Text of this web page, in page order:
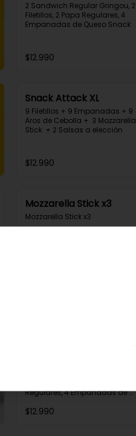
2 Sandwich Regular Gringou, 2
Filetillos, 2 Papa Regulares, 4
Empanadas de Queso Snack
$12.990
Snack Attack XL
9 Filetillos + 9 Empanadas + 9
Aros de Cebolla +  3 Mozzarella
Stick  + 2 Salsas a elección
$12.990
Mozzarella Stick x3
Mozzarella Stick x3
Regulares, 4 Empanadas de
$12.990